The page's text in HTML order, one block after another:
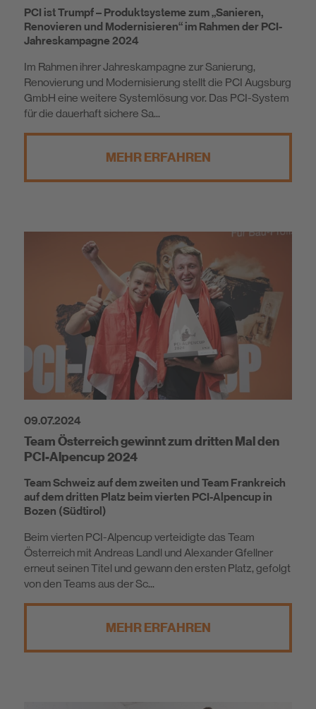
PCI ist Trumpf – Produktsysteme zum „Sanieren,
Renovieren und Modernisieren“ im Rahmen der PCI-
Jahreskampagne 2024
Im Rahmen ihrer Jahreskampagne zur Sanierung,
Renovierung und Modernisierung stellt die PCI Augsburg
GmbH eine weitere Systemlösung vor. Das PCI-System
für die dauerhaft sichere Sa...
MEHR ERFAHREN
09.07.2024
Team Österreich gewinnt zum dritten Mal den
PCI-Alpencup 2024
Team Schweiz auf dem zweiten und Team Frankreich
auf dem dritten Platz beim vierten PCI-Alpencup in
Bozen (Südtirol)
Beim vierten PCI-Alpencup verteidigte das Team
Österreich mit Andreas Landl und Alexander Gfellner
erneut seinen Titel und gewann den ersten Platz, gefolgt
von den Teams aus der Sc...
MEHR ERFAHREN